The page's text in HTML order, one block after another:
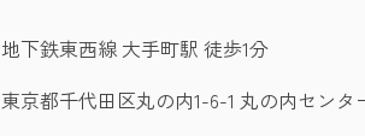
地下鉄東西線 大手町駅 徒歩1分
東京都千代田区丸の内1-6-1 丸の内センタ